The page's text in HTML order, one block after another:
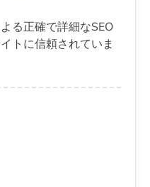
る正確で詳細なSEO
トに信頼されていま